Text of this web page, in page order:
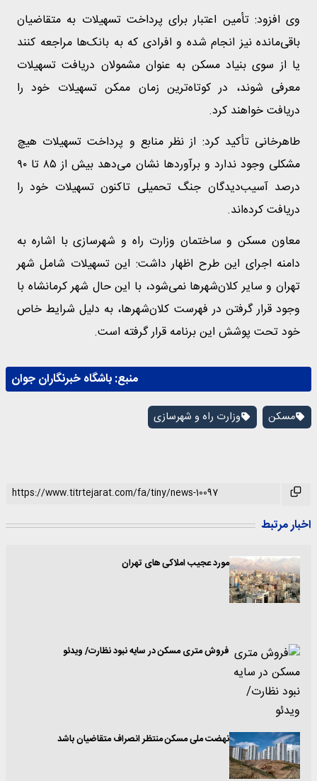
وی افزود: تأمین اعتبار برای پرداخت تسهیلات به متقاضیان
باقی‌مانده نیز انجام شده و افرادی که به بانک‌ها مراجعه کنند
یا از سوی بنیاد مسکن به عنوان مشمولان دریافت تسهیلات
معرفی شوند، در کوتاه‌ترین زمان ممکن تسهیلات خود را
دریافت خواهند کرد.
طاهرخانی تأکید کرد: از نظر منابع و پرداخت تسهیلات هیچ
مشکلی وجود ندارد و برآوردها نشان می‌دهد بیش از ۸۵ تا ۹۰
درصد آسیب‌دیدگان جنگ تحمیلی تاکنون تسهیلات خود را
دریافت کرده‌اند.
معاون مسکن و ساختمان وزارت راه و شهرسازی با اشاره به
دامنه اجرای این طرح اظهار داشت: این تسهیلات شامل شهر
تهران و سایر کلان‌شهرها نمی‌شود، با این حال شهر کرمانشاه با
وجود قرار گرفتن در فهرست کلان‌شهرها، به دلیل شرایط خاص
خود تحت پوشش این برنامه قرار گرفته است.
منبع:باشگاه خبرنگاران جوان
مسکن وزارت راه و شهرسازی
اخبار مرتبط
مورد عجیب املاکی های تهران
فروش متری مسکن در سایه نبود نظارت/ ویدئو
نهضت ملی مسکن منتظر انصراف متقاضیان باشد